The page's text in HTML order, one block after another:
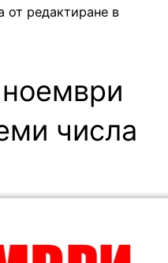
от редактиране в
числа